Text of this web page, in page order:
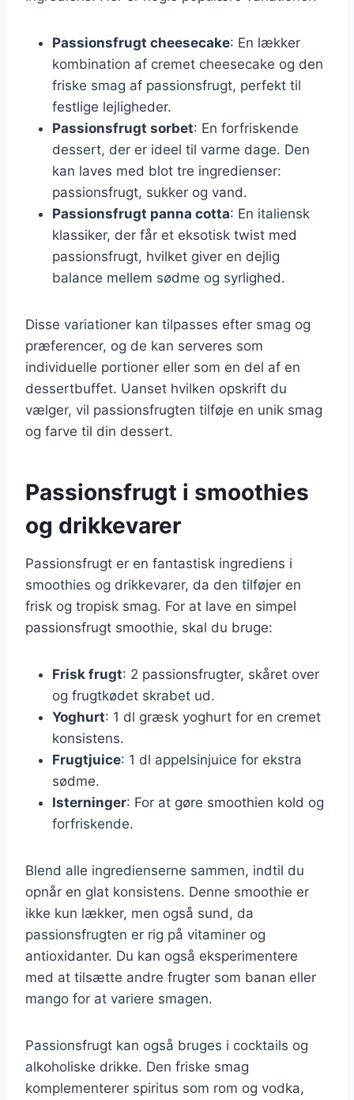
Passionsfrugt cheesecake: En lækker
kombination af cremet cheesecake og den
friske smag af passionsfrugt, perfekt til
festlige lejligheder.
Passionsfrugt sorbet: En forfriskende
dessert, der er ideel til varme dage. Den
kan laves med blot tre ingredienser:
passionsfrugt, sukker og vand.
Passionsfrugt panna cotta: En italiensk
klassiker, der får et eksotisk twist med
passionsfrugt, hvilket giver en dejlig
balance mellem sødme og syrlighed.
Disse variationer kan tilpasses efter smag og
præferencer, og de kan serveres som
individuelle portioner eller som en del af en
dessertbuffet. Uanset hvilken opskrift du
vælger, vil passionsfrugten tilføje en unik smag
og farve til din dessert.
Passionsfrugt i smoothies
og drikkevarer
Passionsfrugt er en fantastisk ingrediens i
smoothies og drikkevarer, da den tilføjer en
frisk og tropisk smag. For at lave en simpel
passionsfrugt smoothie, skal du bruge:
Frisk frugt: 2 passionsfrugter, skåret over
og frugtkødet skrabet ud.
Yoghurt: 1 dl græsk yoghurt for en cremet
konsistens.
Frugtjuice: 1 dl appelsinjuice for ekstra
sødme.
Isterninger: For at gøre smoothien kold og
forfriskende.
Blend alle ingredienserne sammen, indtil du
opnår en glat konsistens. Denne smoothie er
ikke kun lækker, men også sund, da
passionsfrugten er rig på vitaminer og
antioxidanter. Du kan også eksperimentere
med at tilsætte andre frugter som banan eller
mango for at variere smagen.
Passionsfrugt kan også bruges i cocktails og
alkoholiske drikke. Den friske smag
komplementerer spiritus som rom og vodka,